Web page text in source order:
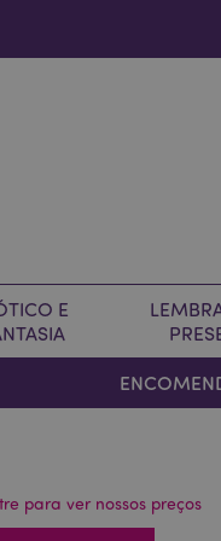
E
para ver nossos preços